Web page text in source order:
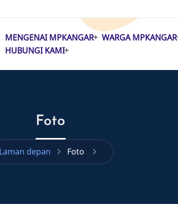
MAIN
MENGENAI MPKANGAR WARGA MPKANGAR
HUBUNGI KAMI
Foto
Laman depan Foto